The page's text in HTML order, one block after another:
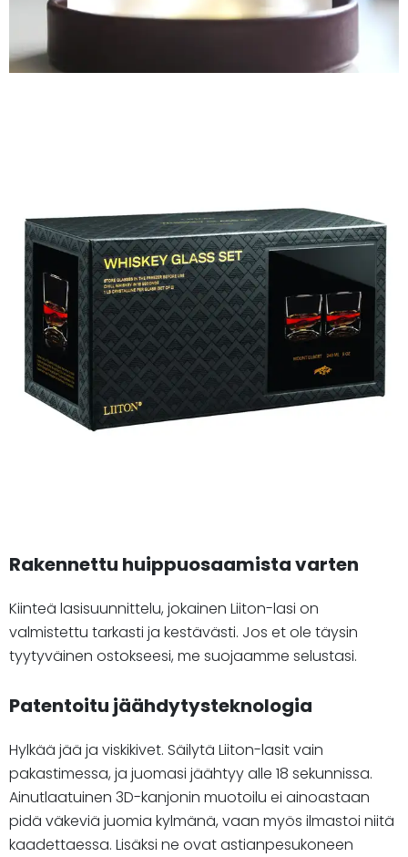
Rakennettu huippuosaamista varten
Kiinteä lasisuunnittelu, jokainen Liiton-lasi on
valmistettu tarkasti ja kestävästi. Jos et ole täysin
tyytyväinen ostokseesi, me suojaamme selustasi.
Patentoitu jäähdytysteknologia
Hylkää jää ja viskikivet. Säilytä Liiton-lasit vain
pakastimessa, ja juomasi jäähtyy alle 18 sekunnissa.
Ainutlaatuinen 3D-kanjonin muotoilu ei ainoastaan
pidä väkeviä juomia kylmänä, vaan myös ilmastoi niitä
kaadettaessa. Lisäksi ne ovat astianpesukoneen